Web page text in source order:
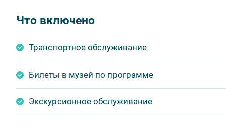
Что включено
Транспортное обслуживание
Билеты в музей по программе
Экскурсионное обслуживание